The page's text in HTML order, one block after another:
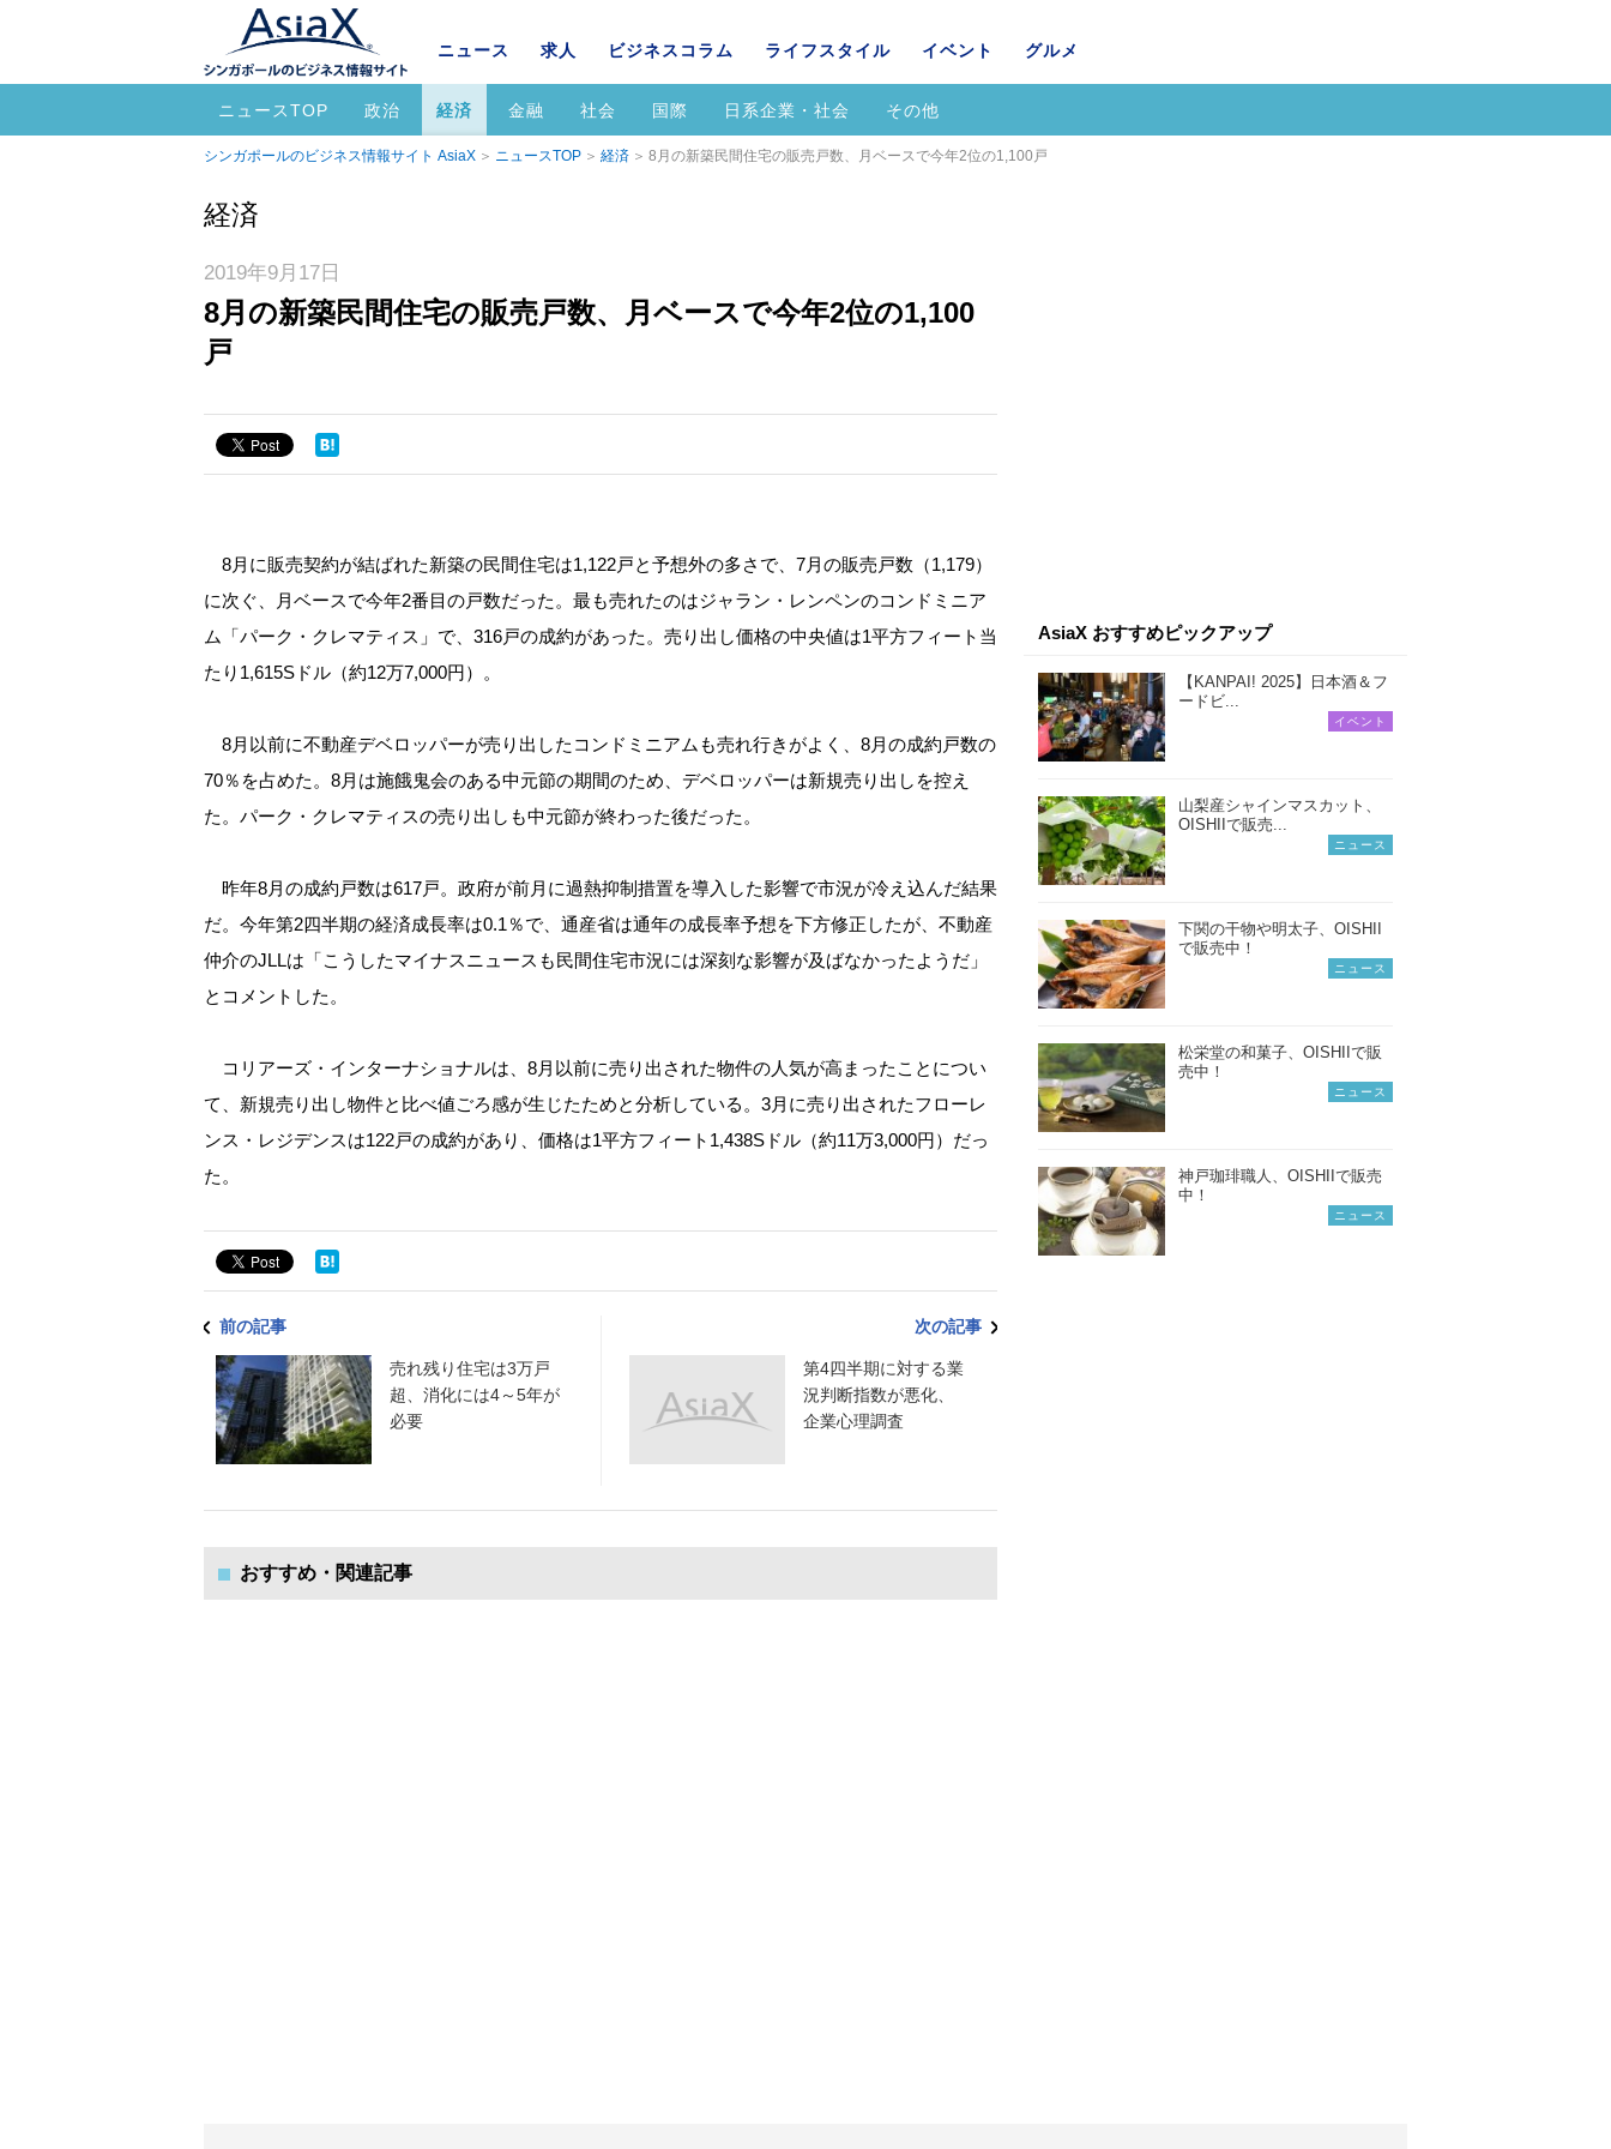
ニュース 求人 ビジネスコラム ライフスタイル イベント グルメ
ニュースTOP 政治 経済 金融 社会 国際 日系企業・社会 その他
シンガポールのビジネス情報サイト AsiaX ニュースTOP 経済 8月の新築民間住宅の販売戸数、月ベースで今年2位の1,100戸
経済
2019年9月17日
8月の新築民間住宅の販売戸数、月ベースで今年2位の1,100
戸
8月に販売契約が結ばれた新築の民間住宅は1,122戸と予想外の多さで、7月の販売戸数（1,179）
に次ぐ、月ベースで今年2番目の戸数だった。最も売れたのはジャラン・レンペンのコンドミニア
ム「パーク・クレマティス」で、316戸の成約があった。売り出し価格の中央値は1平方フィート当
たり1,615Sドル（約12万7,000円）。
8月以前に不動産デベロッパーが売り出したコンドミニアムも売れ行きがよく、8月の成約戸数の
70％を占めた。8月は施餓鬼会のある中元節の期間のため、デベロッパーは新規売り出しを控え
た。パーク・クレマティスの売り出しも中元節が終わった後だった。
昨年8月の成約戸数は617戸。政府が前月に過熱抑制措置を導入した影響で市況が冷え込んだ結果
だ。今年第2四半期の経済成長率は0.1％で、通産省は通年の成長率予想を下方修正したが、不動産
仲介のJLLは「こうしたマイナスニュースも民間住宅市況には深刻な影響が及ばなかったようだ」
とコメントした。
コリアーズ・インターナショナルは、8月以前に売り出された物件の人気が高まったことについ
て、新規売り出し物件と比べ値ごろ感が生じたためと分析している。3月に売り出されたフローレ
ンス・レジデンスは122戸の成約があり、価格は1平方フィート1,438Sドル（約11万3,000円）だっ
た。
前の記事
売れ残り住宅は3万戸
超、消化には4～5年が
必要
次の記事
第4四半期に対する業
況判断指数が悪化、
企業心理調査
おすすめ・関連記事
AsiaX おすすめピックアップ
【KANPAI! 2025】日本酒＆フ
ードビ...
イベント
山梨産シャインマスカット、
OISHIIで販売...
ニュース
下関の干物や明太子、OISHII
で販売中！
ニュース
松栄堂の和菓子、OISHIIで販
売中！
ニュース
神戸珈琲職人、OISHIIで販売
中！
ニュース